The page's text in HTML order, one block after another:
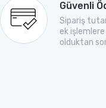
Güvenli
Sipariş
ek işlemlere
olduktan